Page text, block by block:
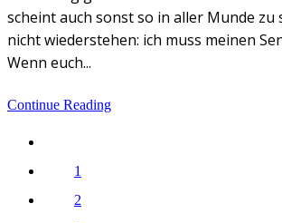
scheint auch sonst so in aller Munde zu
nicht wiederstehen: ich muss meinen
Wenn euch...
Continue Reading
1
2